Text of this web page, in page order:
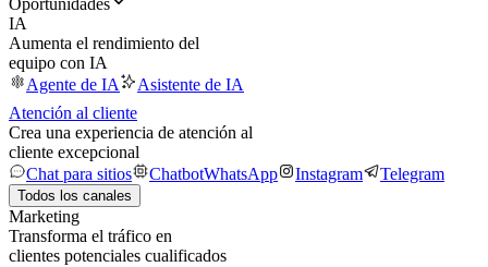
Oportunidades
IA
Aumenta el rendimiento del
equipo con IA
Agente de IA
Asistente de IA
Atención al cliente
Crea una experiencia de atención al
cliente excepcional
Chat para sitios
ChatbotWhatsApp Instagram Telegram
Todos los canales
Marketing
Transforma el tráfico en
clientes potenciales cualificados